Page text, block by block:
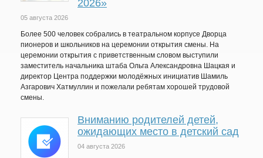
2026»
05 августа 2026
Более 500 человек собрались в театральном корпусе Дворца
пионеров и школьников на церемонии открытия смены. На
церемонии открытия с приветственным словом выступили
заместитель начальника штаба Ольга Александровна Шацкая и
директор Центра поддержки молодёжных инициатив Шамиль
Азгарович Хатмуллин и пожелали ребятам хорошей трудовой
смены.
Вниманию родителей детей,
ожидающих место в детский сад
04 августа 2026